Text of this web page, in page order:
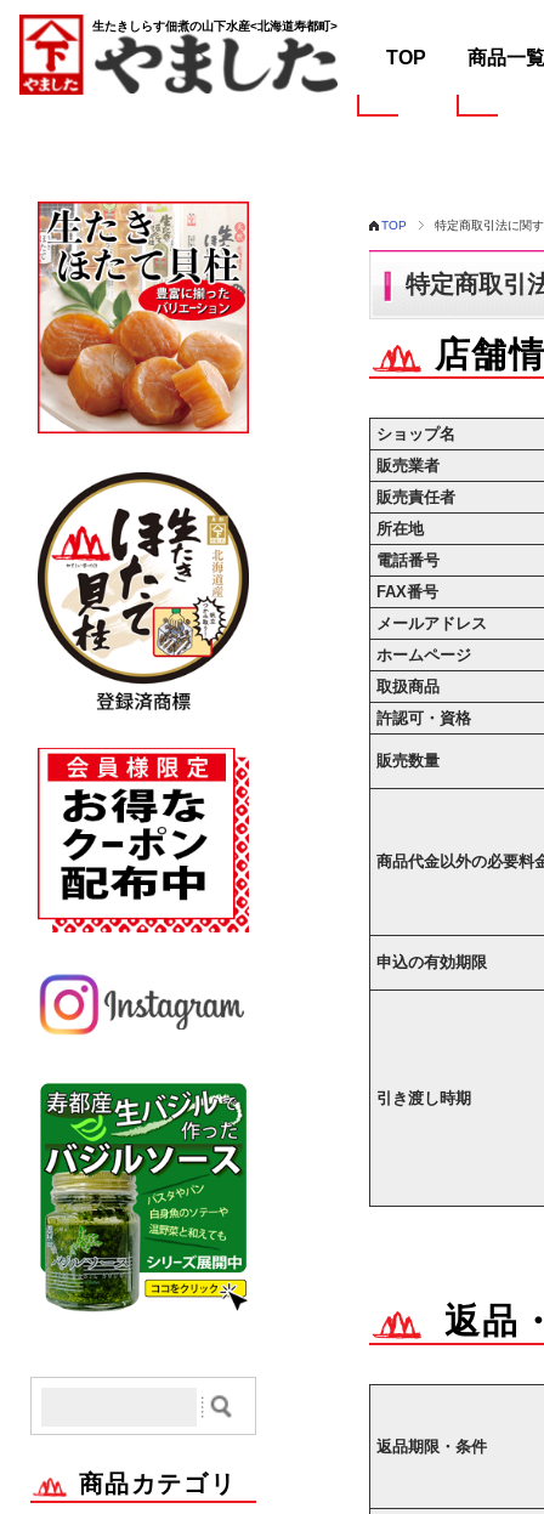
TOP 商品一覧
TOP 特定商取引法に関
特定商取引
店舗
ショップ名
販売業者
販売責任者
所在地
電話番号
FAX番号
メールアドレス
ホームページ
取扱商品
許認可・資格
販売数量
商品代金以外の必要料
申込の有効期限
引き渡し時期
返品
返品期限・条件
商品カテゴリ